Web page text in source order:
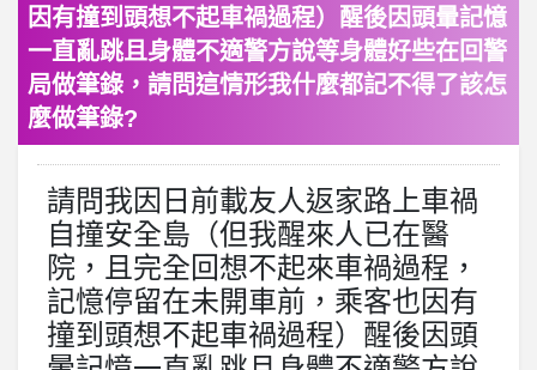
因有撞到頭想不起車禍過程）醒後因頭暈記憶
一直亂跳且身體不適警方說等身體好些在回警
局做筆錄，請問這情形我什麼都記不得了該怎
麼做筆錄?
請問我因日前載友人返家路上車禍
自撞安全島（但我醒來人已在醫
院，且完全回想不起來車禍過程，
記憶停留在未開車前，乘客也因有
撞到頭想不起車禍過程）醒後因頭